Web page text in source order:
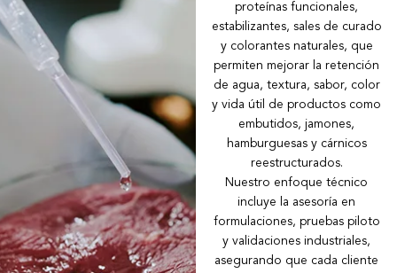
proteínas funcionales,
estabilizantes, sales de curado
y colorantes naturales, que
permiten mejorar la retención
de agua, textura, sabor, color
y vida útil de productos como
embutidos, jamones,
hamburguesas y cárnicos
reestructurados.
Nuestro enfoque técnico
incluye la asesoría en
formulaciones, pruebas piloto
y validaciones industriales,
asegurando que cada cliente